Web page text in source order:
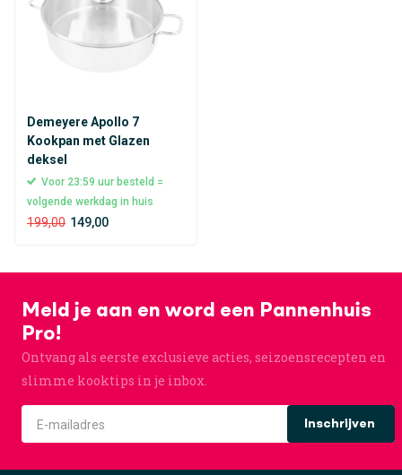
Demeyere Apollo 7
Kookpan met Glazen
deksel
Voor 23:59 uur besteld =
volgende werkdag in huis
199,00 149,00
Meld je aan en word een Pannenhuis
Pro!
Ontvang als eerste exclusieve acties, seizoensrecepten en
slimme kooktips in je inbox.
Inschrijven